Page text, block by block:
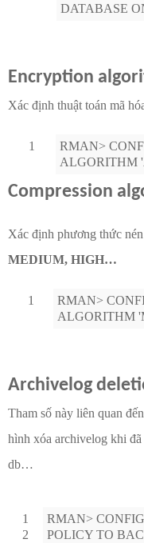
DATABASE
Encryption
Xác định thuật toán mã
1
RMAN>
ALGORITHM
Compression
Xác định phương thức
MEDIUM, HIGH…
1
RMAN>
ALGORITHM
Archivelog
Tham số này liên quan
hình xóa archivelog khi
db…
1
2
RMAN>
POLICY TO